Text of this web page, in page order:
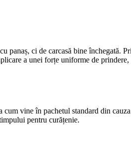
panaș, ci de carcasă bine închegată.
a unei forțe uniforme de
cum vine în pachetul standard din
pentru curățenie.